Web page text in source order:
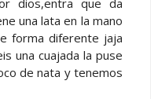
dios,entra que da
una lata en la mano
forma diferente jaja
una cuajada la puse
de nata y tenemos